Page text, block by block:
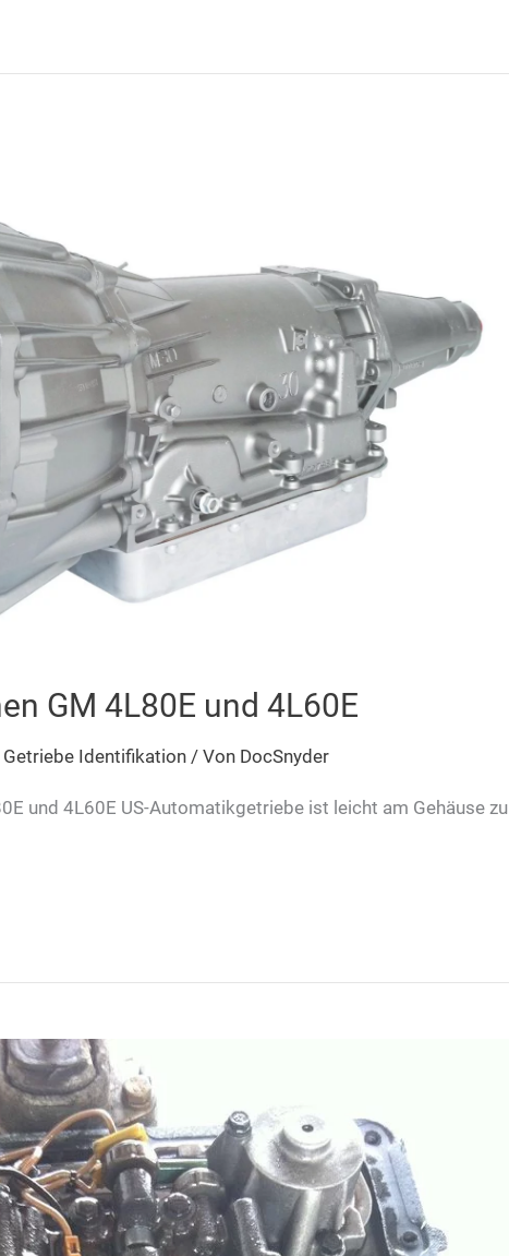
GM 4L80E und 4L60E
Getriebe Identifikation / Von DocSnyder
und 4L60E US-Automatikgetriebe ist leicht am Gehäuse zu